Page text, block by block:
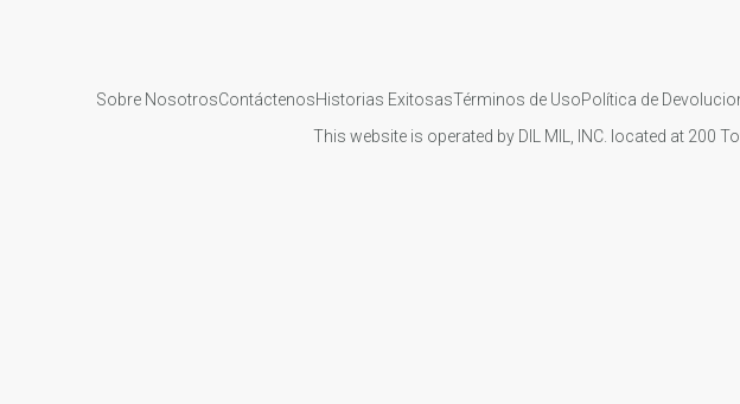
Sobre NosotrosContáctenosHistorias ExitosasTérminos de UsoPolítica de
This website is operated by DIL MIL, INC. located at 200